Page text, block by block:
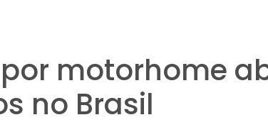
motorhome
no Brasil